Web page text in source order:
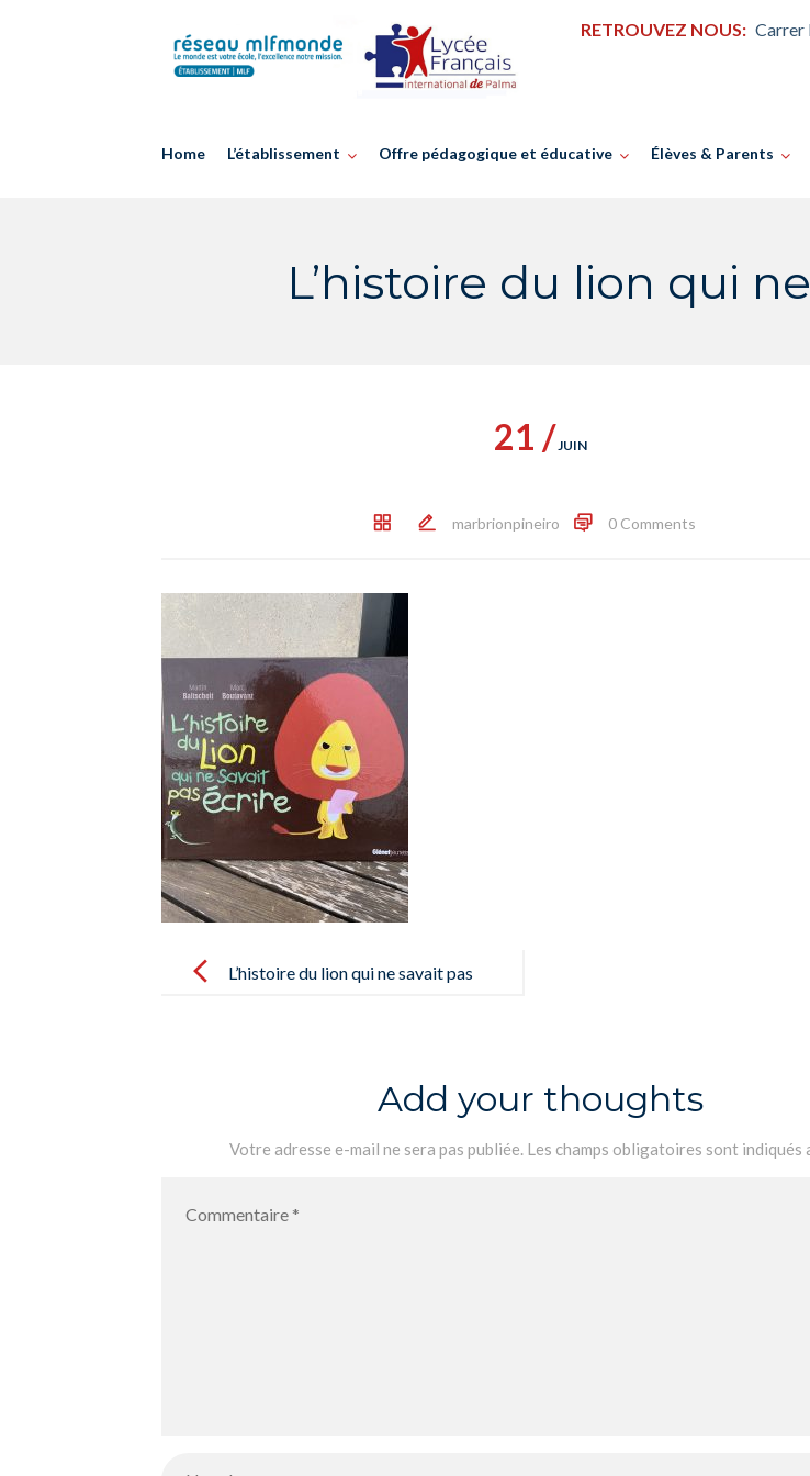
RETROUVEZ NOUS: Carrer
Home L’établissement Offre pédagogique et éducative Élèves & Parents
L’histoire du lion qui
21 /JUIN
marbrionpineiro 0 Comments
navigationL’histoire du lion qui ne savait pas
Add your thoughts
Votre adresse e-mail ne sera pas publiée. Les champs obligatoires sont indiqués